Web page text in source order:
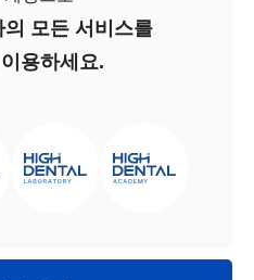
모든 서비스를
용하세요.